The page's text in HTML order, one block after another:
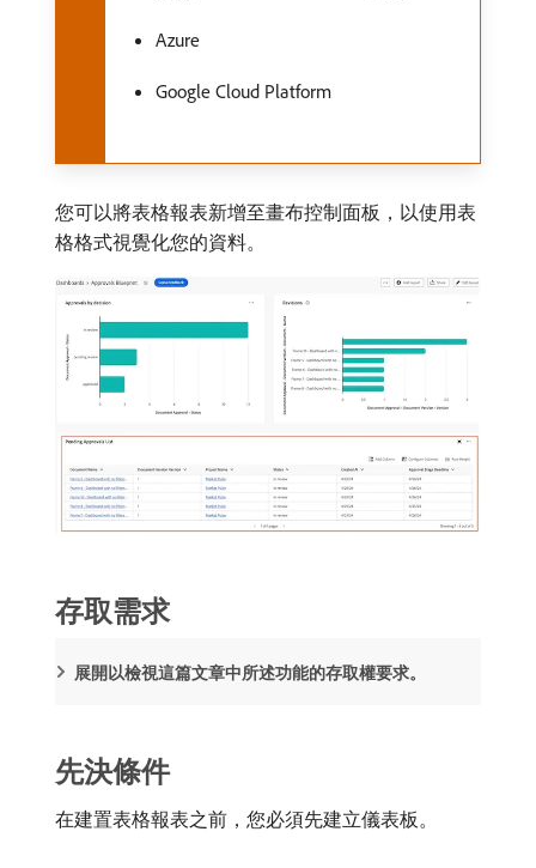
Azure
Google Cloud Platform
您可以將表格報表新增至畫布控制面板，以使用表
格格式視覺化您的資料。
存取需求
展開以檢視這篇文章中所述功能的存取權要求。
先決條件
在建置表格報表之前，您必須先建立儀表板。